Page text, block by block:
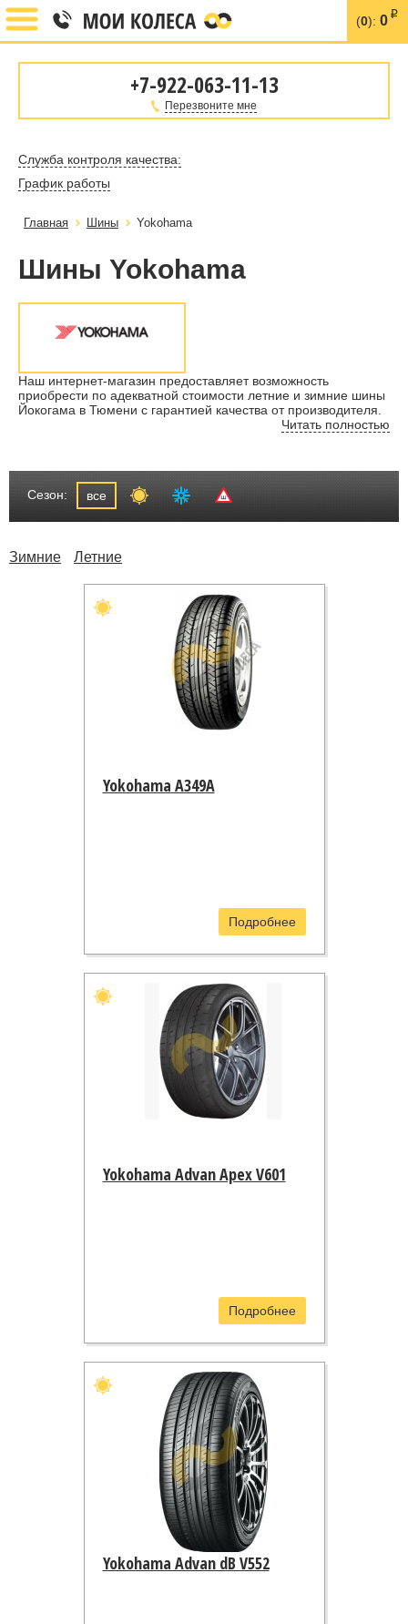
(0): 0 i
+7-922-063-11-13
Перезвоните мне
Служба контроля качества:
График работы
Главная Шины Yokohama
Шины Yokohama
Наш интернет-магазин предоставляет возможность
приобрести по адекватной стоимости летние и зимние шины
Йокогама в Тюмени с гарантией качества от производителя.
Читать полностью
Сезон: все
Зимние Летние
Yokohama A349A
Подробнее
Yokohama Advan Apex V601
Подробнее
Yokohama Advan dB V552